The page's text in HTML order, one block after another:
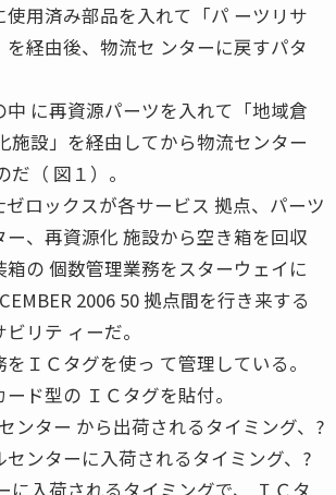
使用済み部品を入れて「パ ーツリサ
経由後、物流セ ンターに戻すパタ
に再資源パーツを入れて「地域倉
施設」を経由してから物流センター
（ 図１）。
ロックスが各サービス 拠点、パーツ
ー、再資源化 施設から空き箱を回収
の 個数管理業務をスターウェイに
2006 50 拠点間を行き来する
リテ ィーだ。
ＩＣタグを使っ て管理している。
ド型の ＩＣタグを貼付。
ンター から出荷されるタイミング、?
ンターに入荷されるタイミング、?
に入荷されるタイミングで、 ＩＣタ